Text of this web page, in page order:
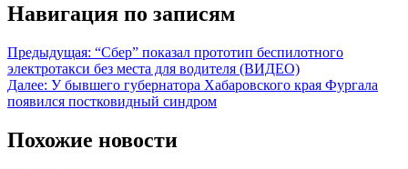
Навигация по записям
Предыдущая: “Сбер” показал прототип беспилотного
электротакси без места для водителя (ВИДЕО)
Далее: У бывшего губернатора Хабаровского края Фургала
появился постковидный синдром
Похожие новости